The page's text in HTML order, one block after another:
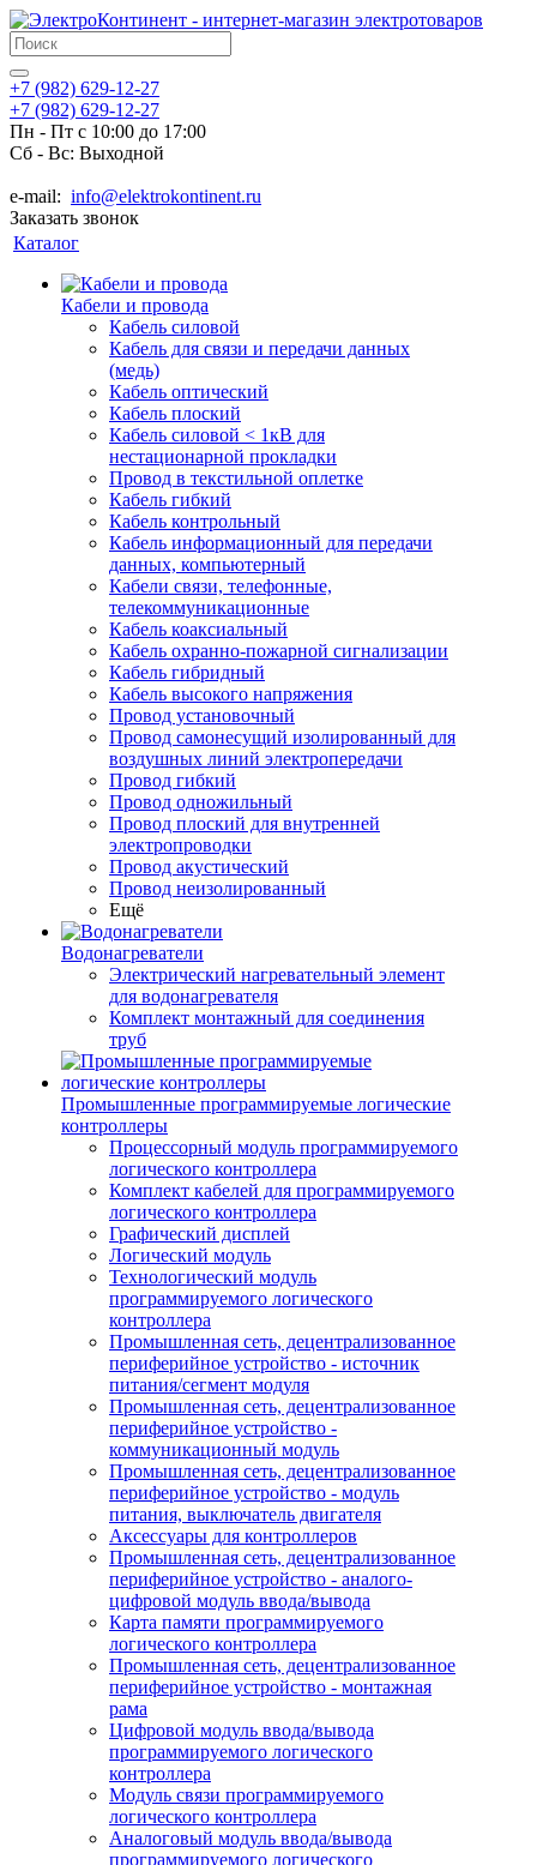
+7 (982) 629-12-27
+7 (982) 629-12-27
Пн - Пт с 10:00 до 17:00
Сб - Вс: Выходной
e-mail: info@elektrokontinent.ru
Заказать звонок
Каталог
Кабели и провода
Кабель силовой
Кабель для связи и передачи данных
(медь)
Кабель оптический
Кабель плоский
Кабель силовой < 1кВ для
нестационарной прокладки
Провод в текстильной оплетке
Кабель гибкий
Кабель контрольный
Кабель информационный для передачи
данных, компьютерный
Кабели связи, телефонные,
телекоммуникационные
Кабель коаксиальный
Кабель охранно-пожарной сигнализации
Кабель гибридный
Кабель высокого напряжения
Провод установочный
Провод самонесущий изолированный для
воздушных линий электропередачи
Провод гибкий
Провод одножильный
Провод плоский для внутренней
электропроводки
Провод акустический
Провод неизолированный
Ещё
Водонагреватели
Электрический нагревательный элемент
для водонагревателя
Комплект монтажный для соединения
труб
Промышленные программируемые логические
контроллеры
Процессорный модуль программируемого
логического контроллера
Комплект кабелей для программируемого
логического контроллера
Графический дисплей
Логический модуль
Технологический модуль
программируемого логического
контроллера
Промышленная сеть, децентрализованное
периферийное устройство - источник
питания/сегмент модуля
Промышленная сеть, децентрализованное
периферийное устройство -
коммуникационный модуль
Промышленная сеть, децентрализованное
периферийное устройство - модуль
питания, выключатель двигателя
Аксессуары для контроллеров
Промышленная сеть, децентрализованное
периферийное устройство - аналого-
цифровой модуль ввода/вывода
Карта памяти программируемого
логического контроллера
Промышленная сеть, децентрализованное
периферийное устройство - монтажная
рама
Цифровой модуль ввода/вывода
программируемого логического
контроллера
Модуль связи программируемого
логического контроллера
Аналоговый модуль ввода/вывода
программируемого логического